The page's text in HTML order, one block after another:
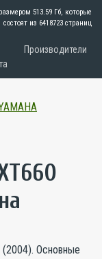
513.59 Гб, которые
состоят из 6418723 страниц
Производители
(2004). Основные